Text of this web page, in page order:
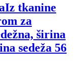
Iz tkanine
za
širina
sedeža 56